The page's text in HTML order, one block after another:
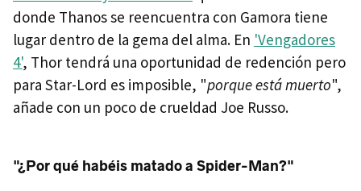
donde Thanos se reencuentra con Gamora tiene
lugar dentro de la gema del alma. En 'Vengadores
4', Thor tendrá una oportunidad de redención pero
para Star-Lord es imposible, "porque está muerto",
añade con un poco de crueldad Joe Russo.
"¿Por qué habéis matado a Spider-Man?"